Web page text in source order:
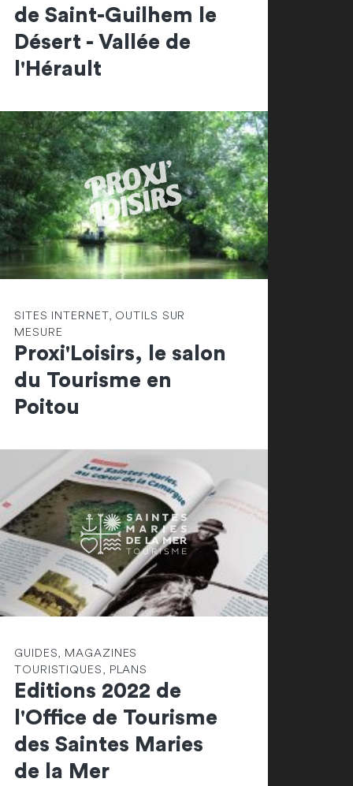
de Saint-Guilhem le
Désert - Vallée de
l'Hérault
SITES INTERNET, OUTILS SUR
MESURE
Proxi'Loisirs, le salon
du Tourisme en
Poitou
GUIDES, MAGAZINES
TOURISTIQUES, PLANS
Editions 2022 de
l'Office de Tourisme
des Saintes Maries
de la Mer